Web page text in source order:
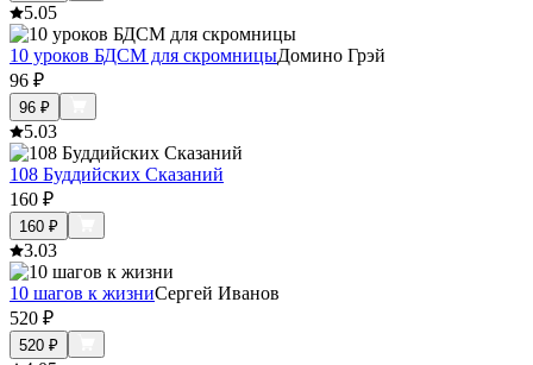
5.05
10 уроков БДСМ для скромницыДомино Грэй
96 ₽
96 ₽
5.03
108 Буддийских Сказаний
160 ₽
160 ₽
3.03
10 шагов к жизниСергей Иванов
520 ₽
520 ₽